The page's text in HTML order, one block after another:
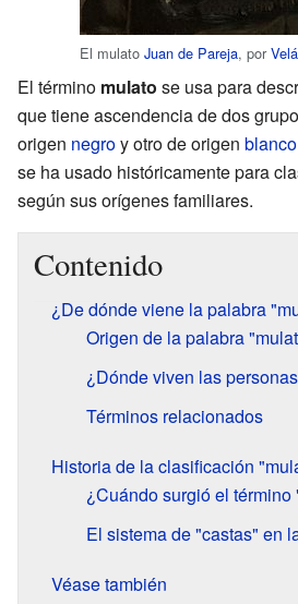
El mulato Juan de Pareja, por
El término mulato se usa para
que tiene ascendencia de dos
origen negroy otro de origen blanco
se ha usado históricamente para
según sus orígenes familiares.
Contenido
¿De dónde viene la palabra
Origen de la palabra
¿Dónde viven las
Términos relacionados
Historia de la clasificación
¿Cuándo surgió el término
El sistema de "castas" en
Véase también